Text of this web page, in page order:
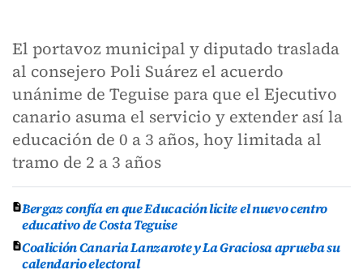
El portavoz municipal y diputado traslada
al consejero Poli Suárez el acuerdo
unánime de Teguise para que el Ejecutivo
canario asuma el servicio y extender así la
educación de 0 a 3 años, hoy limitada al
tramo de 2 a 3 años
Bergaz confía en que Educación licite el nuevo centro
educativo de Costa Teguise
Coalición Canaria Lanzarote y La Graciosa aprueba su
calendario electoral